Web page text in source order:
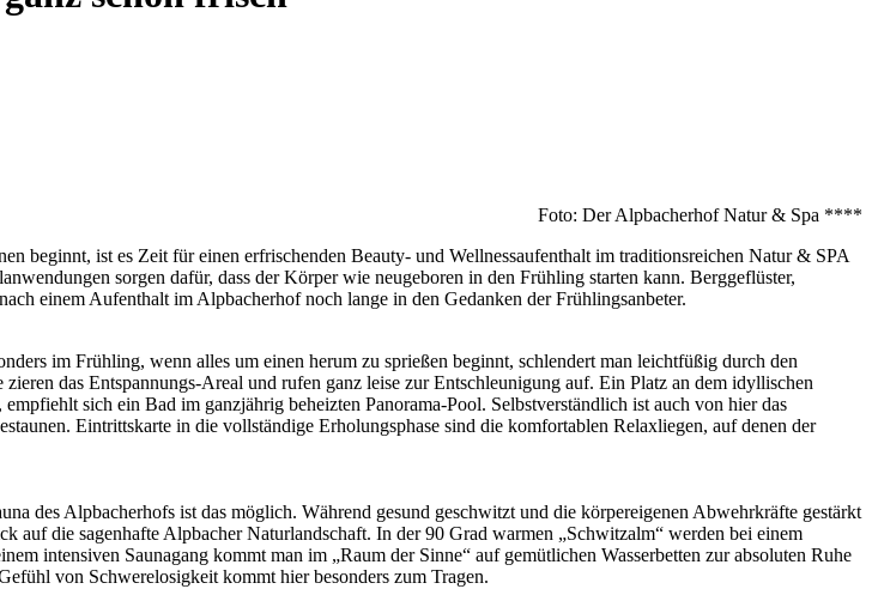
Foto: Der Alpbacherhof Natur & Spa ****
beginnt, ist es Zeit für einen erfrischenden Beauty- und Wellnessaufenthalt im traditionsreichen Natur & SPA
sorgen dafür, dass der Körper wie neugeboren in den Frühling starten kann. Berggeflüster,
einem Aufenthalt im Alpbacherhof noch lange in den Gedanken der Frühlingsanbeter.
im Frühling, wenn alles um einen herum zu sprießen beginnt, schlendert man leichtfüßig durch den
das Entspannungs-Areal und rufen ganz leise zur Entschleunigung auf. Ein Platz an dem idyllischen
sich ein Bad im ganzjährig beheizten Panorama-Pool. Selbstverständlich ist auch von hier das
Eintrittskarte in die vollständige Erholungsphase sind die komfortablen Relaxliegen, auf denen der
des Alpbacherhofs ist das möglich. Während gesund geschwitzt und die körpereigenen Abwehrkräfte gestärkt
auf die sagenhafte Alpbacher Naturlandschaft. In der 90 Grad warmen „Schwitzalm“ werden bei einem
intensiven Saunagang kommt man im „Raum der Sinne“ auf gemütlichen Wasserbetten zur absoluten Ruhe
von Schwerelosigkeit kommt hier besonders zum Tragen.